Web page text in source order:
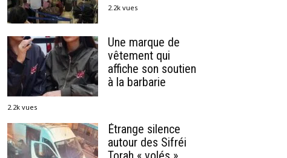
2.2k vues
Une marque de
vêtement qui
affiche son soutien
à la barbarie
2.2k vues
Étrange silence
autour des Sifréi